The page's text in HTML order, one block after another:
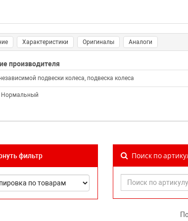
Характеристики Оригиналы Аналоги
производителя
подвески колеса, подвеска колеса
Нормальный
фильтр Поиск по